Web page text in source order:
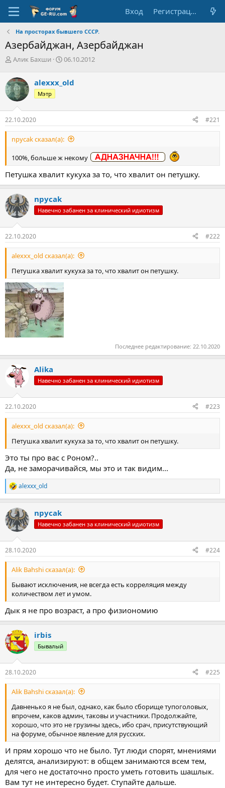
Вход Регистрация
На просторах бывшего СССР.
Азербайджан, Азербайджан
А
т
о
р
т
е
м
ы
Алик Бахши
Д
а
ч
л
а
06.10.2012
alexxx_old
Мэтр
22.10.2020 #221
npycak сказал(а):
100%, больше ж некому
Петушка хвалит кукуха за то, что хвалит он петушку.
npycak
Навечно забанен за клинический идиотизм
22.10.2020 #222
alexxx_old сказал(а):
Петушка хвалит кукуха за то, что хвалит он петушку.
Последнее редактирование: 22.10.2020
Alika
Навечно забанен за клинический идиотизм
22.10.2020 #223
alexxx_old сказал(а):
Петушка хвалит кукуха за то, что хвалит он петушку.
Это ты про вас с Роном?..
Да, не заморачивайся, мы это и так видим...
Р
е
к
ц
и
alexxx_old
npycak
Навечно забанен за клинический идиотизм
28.10.2020 #224
Alik Bahshi сказал(а):
Бывают исключения, не всегда есть корреляция между
количеством лет и умом.
Дык я не про возраст, а про физиономию
irbis
Бывалый
28.10.2020 #225
Alik Bahshi сказал(а):
Давненько я не был, однако, как было сборище тупоголовых,
впрочем, каков админ, таковы и участники. Продолжайте,
хорошо, что это не грузины здесь, ибо срач, присутствующий
на форуме, обычное явление для русских.
И прям хорошо что не было. Тут люди спорят, мнениями
делятся, анализируют: в общем занимаются всем тем,
для чего не достаточно просто уметь готовить шашлык.
Вам тут не интересно будет. Ступайте дальше.